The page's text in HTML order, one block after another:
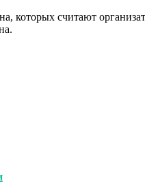
которых считают